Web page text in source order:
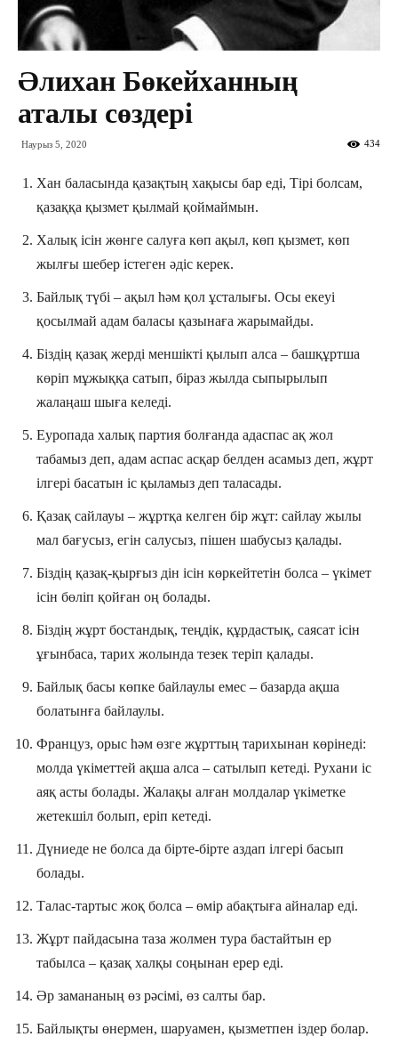
Әлихан Бөкейханның
аталы сөздері
Наурыз 5, 2020 434
Хан баласында қазақтың хақысы бар еді, Тірі болсам,
қазаққа қызмет қылмай қоймаймын.
Халық ісін жөнге салуға көп ақыл, көп қызмет, көп
жылғы шебер істеген әдіс керек.
Байлық түбі – ақыл һәм қол ұсталығы. Осы екеуі
қосылмай адам баласы қазынаға жарымайды.
Біздің қазақ жерді меншікті қылып алса – башқұртша
көріп мұжыққа сатып, біраз жылда сыпырылып
жалаңаш шыға келеді.
Еуропада халық партия болғанда адаспас ақ жол
табамыз деп, адам аспас асқар белден асамыз деп, жұрт
ілгері басатын іс қыламыз деп таласады.
Қазақ сайлауы – жұртқа келген бір жұт: сайлау жылы
мал бағусыз, егін салусыз, пішен шабусыз қалады.
Біздің қазақ-қырғыз дін ісін көркейтетін болса – үкімет
ісін бөліп қойған оң болады.
Біздің жұрт бостандық, теңдік, құрдастық, саясат ісін
ұғынбаса, тарих жолында тезек теріп қалады.
Байлық басы көпке байлаулы емес – базарда ақша
болатынға байлаулы.
Француз, орыс һәм өзге жұрттың тарихынан көрінеді:
молда үкіметтей ақша алса – сатылып кетеді. Рухани іс
аяқ асты болады. Жалақы алған молдалар үкіметке
жетекшіл болып, еріп кетеді.
Дүниеде не болса да бірте-бірте аздап ілгері басып
болады.
Талас-тартыс жоқ болса – өмір абақтыға айналар еді.
Жұрт пайдасына таза жолмен тура бастайтын ер
табылса – қазақ халқы соңынан ерер еді.
Әр замананың өз рәсімі, өз салты бар.
Байлықты өнермен, шаруамен, қызметпен іздер болар.